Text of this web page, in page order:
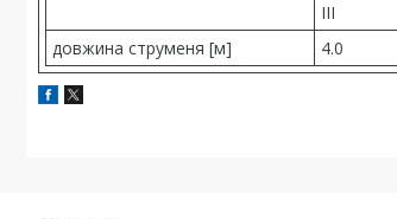
III
довжина струменя [м]
4.0